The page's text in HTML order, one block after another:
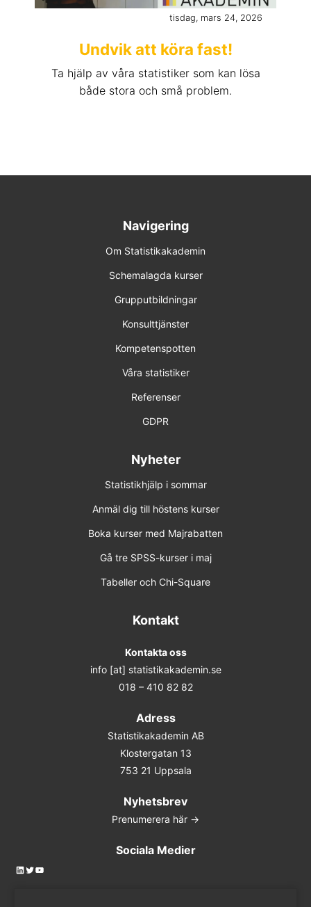
tisdag, mars 24, 2026
Undvik att köra fast!
Ta hjälp av våra statistiker som kan lösa
både stora och små problem.
Navigering
Om Statistikakademin
Schemalagda kurser
Grupputbildningar
Konsulttjänster
Kompetenspotten
Våra statistiker
Referenser
GDPR
Nyheter
Statistikhjälp i sommar
Anmäl dig till höstens kurser
Boka kurser med Majrabatten
Gå tre SPSS-kurser i maj
Tabeller och Chi-Square
Kontakt
Kontakta oss
info [at] statistikakademin.se
018 – 410 82 82
Adress
Statistikakademin AB
Klostergatan 13
753 21 Uppsala
Nyhetsbrev
Prenumerera här ->
Sociala Medier
LinkedIn
Twitter
YouTube